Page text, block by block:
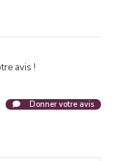
avis !
Donner votre avis